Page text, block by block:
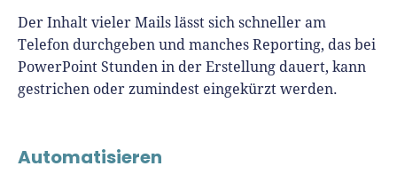
Der Inhalt vieler Mails lässt sich schneller am
Telefon durchgeben und manches Reporting, das bei
PowerPoint Stunden in der Erstellung dauert, kann
gestrichen oder zumindest eingekürzt werden.
Automatisieren